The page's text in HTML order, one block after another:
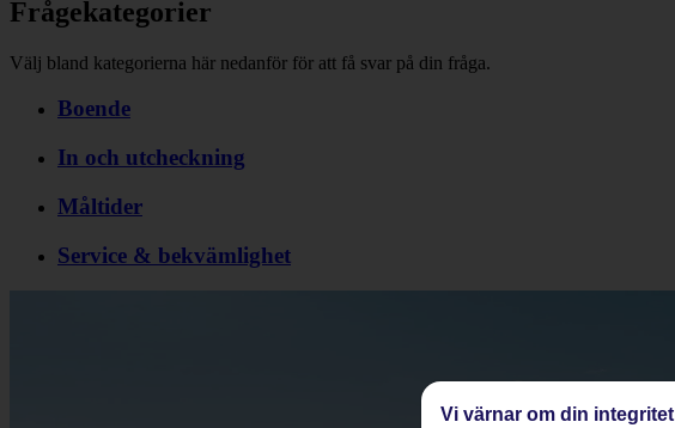
Frågekategorier
Välj bland kategorierna här nedanför för att få svar på din fråga.
Boende
In och utcheckning
Måltider
Service & bekvämlighet
Vi värnar om din integritet